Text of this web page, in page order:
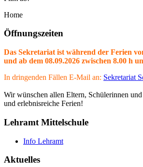
Home
Öffnungszeiten
Das Sekretariat ist während der Ferien
und ab dem 08.09.2026 zwischen 8.00 h
In dringenden Fällen E-Mail an: Sekretariat
Wir wünschen allen Eltern, Schülerinnen
und erlebnisreiche Ferien!
Lehramt Mittelschule
Info Lehramt
Aktuelles